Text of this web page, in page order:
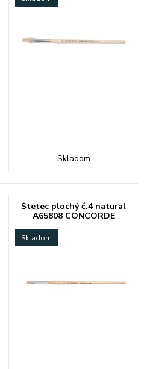
Skladom
Štetec plochý č.4 natural
A65808 CONCORDE
Skladom